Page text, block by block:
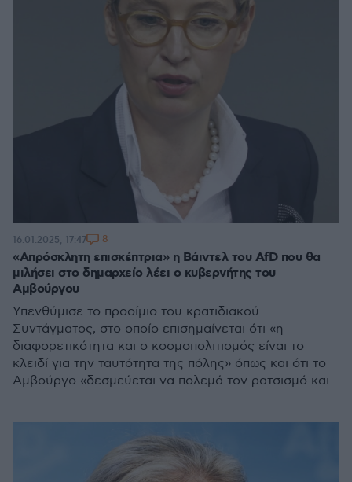
«Απρόσκλητη επισκέπτρια» η Βάιντελ του AfD που θα
μιλήσει στο δημαρχείο λέει ο κυβερνήτης του
Αμβούργου
Υπενθύμισε το προοίμιο του κρατιδιακού
Συντάγματος, στο οποίο επισημαίνεται ότι «η
διαφορετικότητα και ο κοσμοπολιτισμός είναι το
κλειδί για την ταυτότητα της πόλης» όπως και ότι το
Αμβούργο «δεσμεύεται να πολεμά τον ρατσισμό και
16.01.2025, 17:47 8